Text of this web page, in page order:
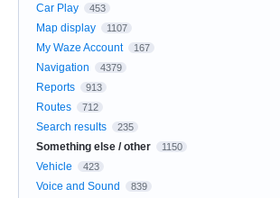
Car Play 453
Map display 1107
My Waze Account 167
Navigation 4379
Reports 913
Routes 712
Search results 235
Something else / other 1150
Vehicle 423
Voice and Sound 839